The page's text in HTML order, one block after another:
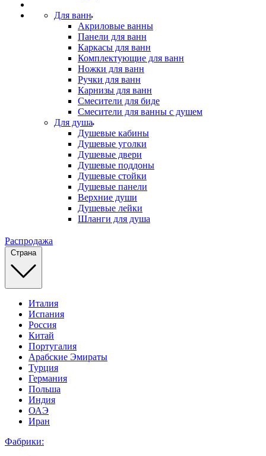
Для ванн
Акриловые ванны
Панели для ванн
Каркасы для ванн
Комплектующие для ванн
Ножки для ванн
Ручки для ванн
Карнизы для ванн
Смесители для биде
Смесители для ванны с душем
Для душа
Душевые кабины
Душевые уголки
Душевые двери
Душевые поддоны
Душевые стойки
Душевые панели
Верхние души
Душевые лейки
Шланги для душа
Распродажа
Страна
Италия
Испания
Россия
Китай
Португалия
Арабские Эмираты
Турция
Германия
Польша
Индия
ОАЭ
Иран
Фабрики: